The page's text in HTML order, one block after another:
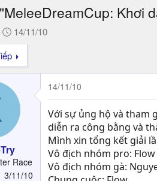
Khơi
N
g
à
y
ử
14/11/10
Race
3/11/10
14/11/10
Với sự ủng hộ và tham
diễn ra công bằng và
Mình xin tổng kết giải
Vô địch nhóm pro: Flow
Vô địch nhóm gà: